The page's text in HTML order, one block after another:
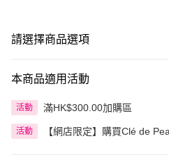
請選擇商品選項
本商品適用活動
活動 滿HK$300.00加購區
活動
【網店限定】購買Clé de